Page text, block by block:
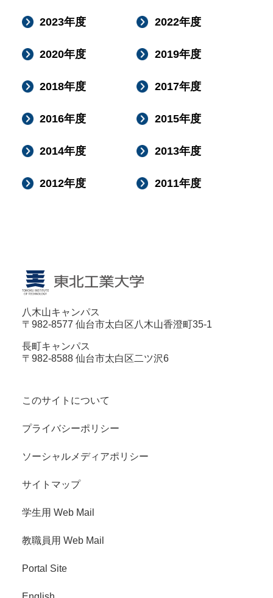
2023年度 2022年度
2020年度 2019年度
2018年度 2017年度
2016年度 2015年度
2014年度 2013年度
2012年度 2011年度
八木山キャンパス
〒982-8577 仙台市太白区八木山香澄町35-1
長町キャンパス
〒982-8588 仙台市太白区二ツ沢6
このサイトについて
プライバシーポリシー
ソーシャルメディアポリシー
サイトマップ
学生用 Web Mail
教職員用 Web Mail
Portal Site